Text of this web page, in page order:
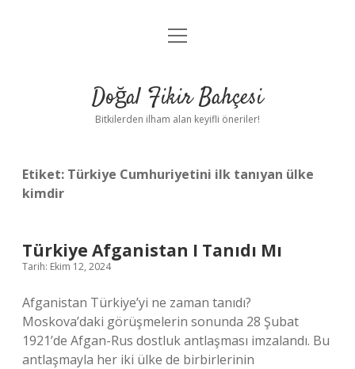
Anasayfa
Yasal Uyarı
menüyü
Doğal Fikir Bahçesi
Bitkilerden ilham alan keyifli öneriler!
Etiket: Türkiye Cumhuriyetini ilk tanıyan ülke
kimdir
Türkiye Afganistan I Tanıdı Mı
Tarih: Ekim 12, 2024
Afganistan Türkiye’yi ne zaman tanıdı?
Moskova’daki görüşmelerin sonunda 28 Şubat
1921’de Afgan-Rus dostluk antlaşması imzalandı. Bu
antlaşmayla her iki ülke de birbirlerinin